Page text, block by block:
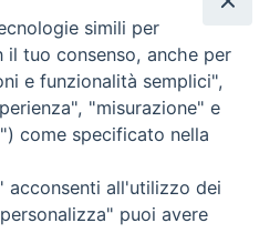
simili per
tuo consenso, anche per
e funzionalità semplici",
"misurazione" e
come specificato nella
acconsenti all'utilizzo dei
puoi avere